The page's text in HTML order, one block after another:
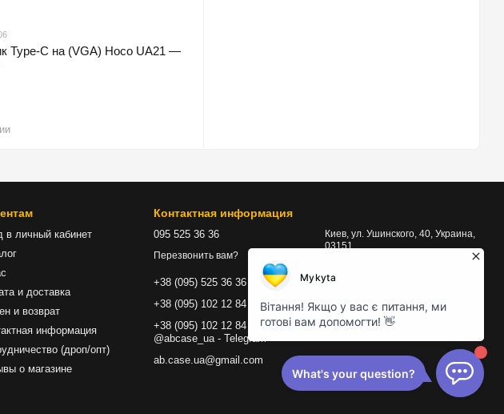
Type-C на (VGA) Hoco UA21 —
в личный кабинет
и доставка
и возврат
информация
(дроп/опт)
о магазине
Контактная информация
095 525 36 36
Перезвонить вам?
+38 (095) 525 36 36 - Viber
+38 (095) 102 12 84 - WhatsApp
+38 (095) 102 12 84 |
@abcase_ua - Telegram
ab.case.ua@gmail.com
Киев, ул. Ушинского, 40, Украина,
03151